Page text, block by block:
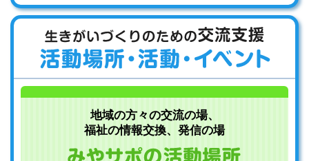
地域の方々の交流の場、
福祉の情報交換、発信の場